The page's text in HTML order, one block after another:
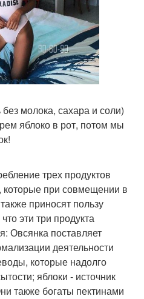
молока, сахара и соли)
яблоко в рот, потом мы
трех продуктов
которые при совмещении в
приносят пользу
эти три продукта
Овсянка поставляет
деятельности
которые надолго
яблоки - источник
также богаты пектинами